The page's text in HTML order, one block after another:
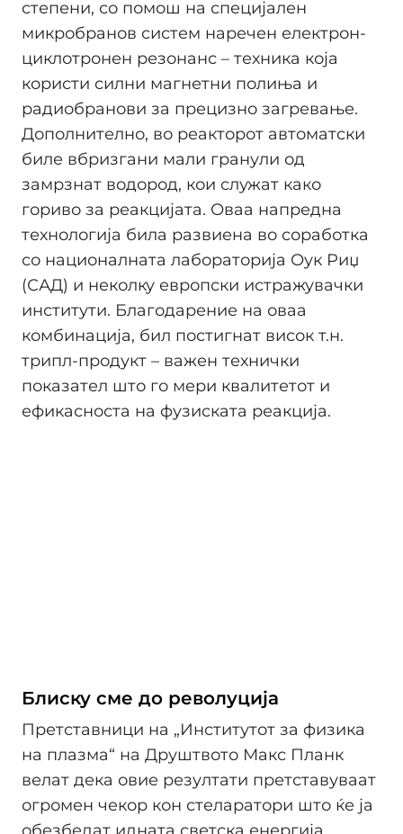
степени, со помош на специјален
микробранов систем наречен електрон-
циклотронен резонанс – техника која
користи силни магнетни полиња и
радиобранови за прецизно загревање.
Дополнително, во реакторот автоматски
биле вбризгани мали гранули од
замрзнат водород, кои служат како
гориво за реакцијата. Оваа напредна
технологија била развиена во соработка
со националната лабораторија Оук Риџ
(САД) и неколку европски истражувачки
институти. Благодарение на оваа
комбинација, бил постигнат висок т.н.
трипл-продукт – важен технички
показател што го мери квалитетот и
ефикасноста на фузиската реакција.
Блиску сме до револуција
Претставници на „Институтот за физика
на плазма“ на Друштвото Макс Планк
велат дека овие резултати претставуваат
огромен чекор кон стеларатори што ќе ја